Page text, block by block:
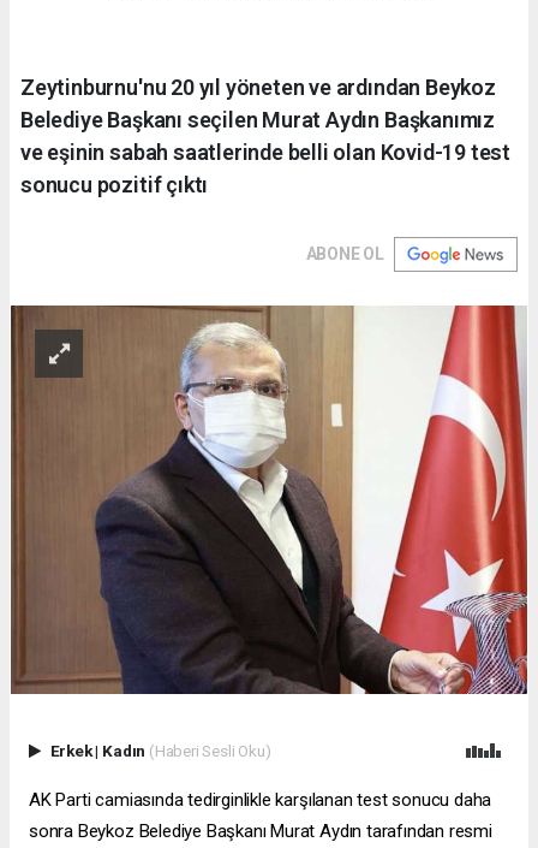
Zeytinburnu'nu 20 yıl yöneten ve ardından Beykoz
Belediye Başkanı seçilen Murat Aydın Başkanımız
ve eşinin sabah saatlerinde belli olan Kovid-19 test
sonucu pozitif çıktı
ABONE OL
Erkek| Kadın (Haberi Sesli Oku)
AK Parti camiasında tedirginlikle karşılanan test sonucu daha
sonra Beykoz Belediye Başkanı Murat Aydın tarafından resmi